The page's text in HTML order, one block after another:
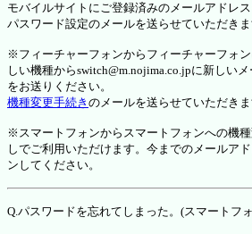
モバイルサイトにご登録済みのメールアドレス
パスワード設定のメールを送らせていただきま
※フィーチャーフォンからフィーチャーフォ
しい機種からswitch@m.nojima.co.jpに新しい
をお送りください。
機種変更手続き のメールを送らせていただきま
※スマートフォンからスマートフォンへの機
しでご利用いただけます。今までのメールア
ンしてください。
Q.パスワードを忘れてしまった。(スマートフ